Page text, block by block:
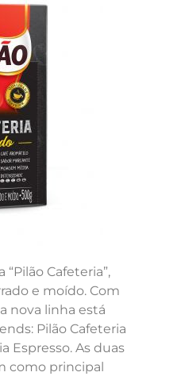
Cafeteria”,
e moído. Com
nova linha está
Pilão Cafeteria
Espresso. As duas
como principal